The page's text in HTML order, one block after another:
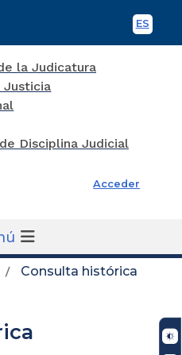
ES
Acceder
Consulta histórica